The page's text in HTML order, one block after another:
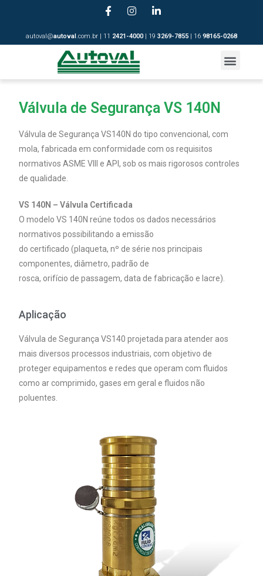
autoval@autoval.com.br | 11 2421-4000| 19 3269-7855 | 16 98165-0268
Válvula de Segurança VS 140N
Válvula de Segurança VS140N do tipo convencional, com
mola, fabricada em conformidade com os requisitos
normativos ASME VIII e API, sob os mais rigorosos controles
de qualidade.
VS 140N – Válvula Certificada
O modelo VS 140N reúne todos os dados necessários
normativos possibilitando a emissão
do certificado (plaqueta, nº de série nos principais
componentes, diâmetro, padrão de
rosca, orifício de passagem, data de fabricação e lacre).
Aplicação
Válvula de Segurança VS140 projetada para atender aos
mais diversos processos industriais, com objetivo de
proteger equipamentos e redes que operam com fluidos
como ar comprimido, gases em geral e fluidos não
poluentes.